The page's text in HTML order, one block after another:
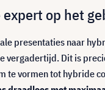
op het
presentaties naar
vergadertijd. Dit is
vormen tot hybride